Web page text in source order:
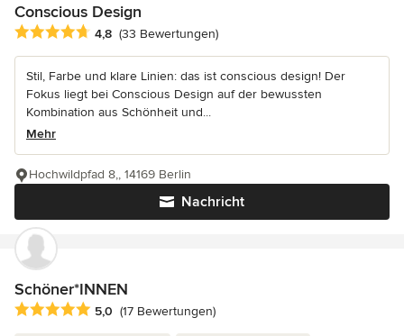
Conscious Design
Durchschnittliche Bewertung: 4.8 von 5 Sternen
4,8 (33 Bewertungen)
Stil, Farbe und klare Linien: das ist conscious design! Der
Fokus liegt bei Conscious Design auf der bewussten
Kombination aus Schönheit und...
Mehr
Nachricht
Hochwildpfad 8,, 14169 Berlin
Schöner*INNEN
Durchschnittliche Bewertung: 5 von 5 Sternen
5,0 (17 Bewertungen)